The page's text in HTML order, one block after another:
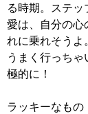
る時期。ステ
愛は、自分の心
れに乗れそうよ
うまく行っち
極的に！
ラッキーなもの